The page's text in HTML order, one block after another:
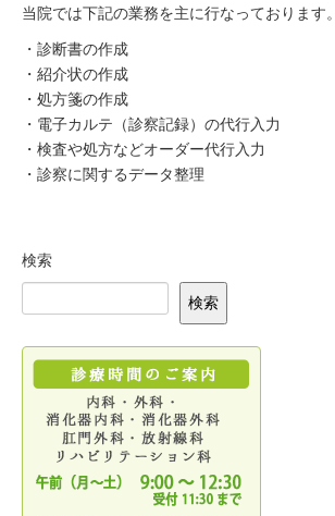
入院中の過ごし方について
入院費用とお支払いについて
病室の種類について
病院案内図
診断書・証明書
健康診断・人間ドック
当院では下記の業務を主に行なっております。
・診断書の作成
・紹介状の作成
・処方箋の作成
・電子カルテ（診察記録）の代行入力
・検査や処方などオーダー代行入力
・診察に関するデータ整理
検索
検索